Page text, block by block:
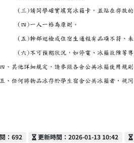
：692 更新時間
更新時間：2026-01-13 10:42